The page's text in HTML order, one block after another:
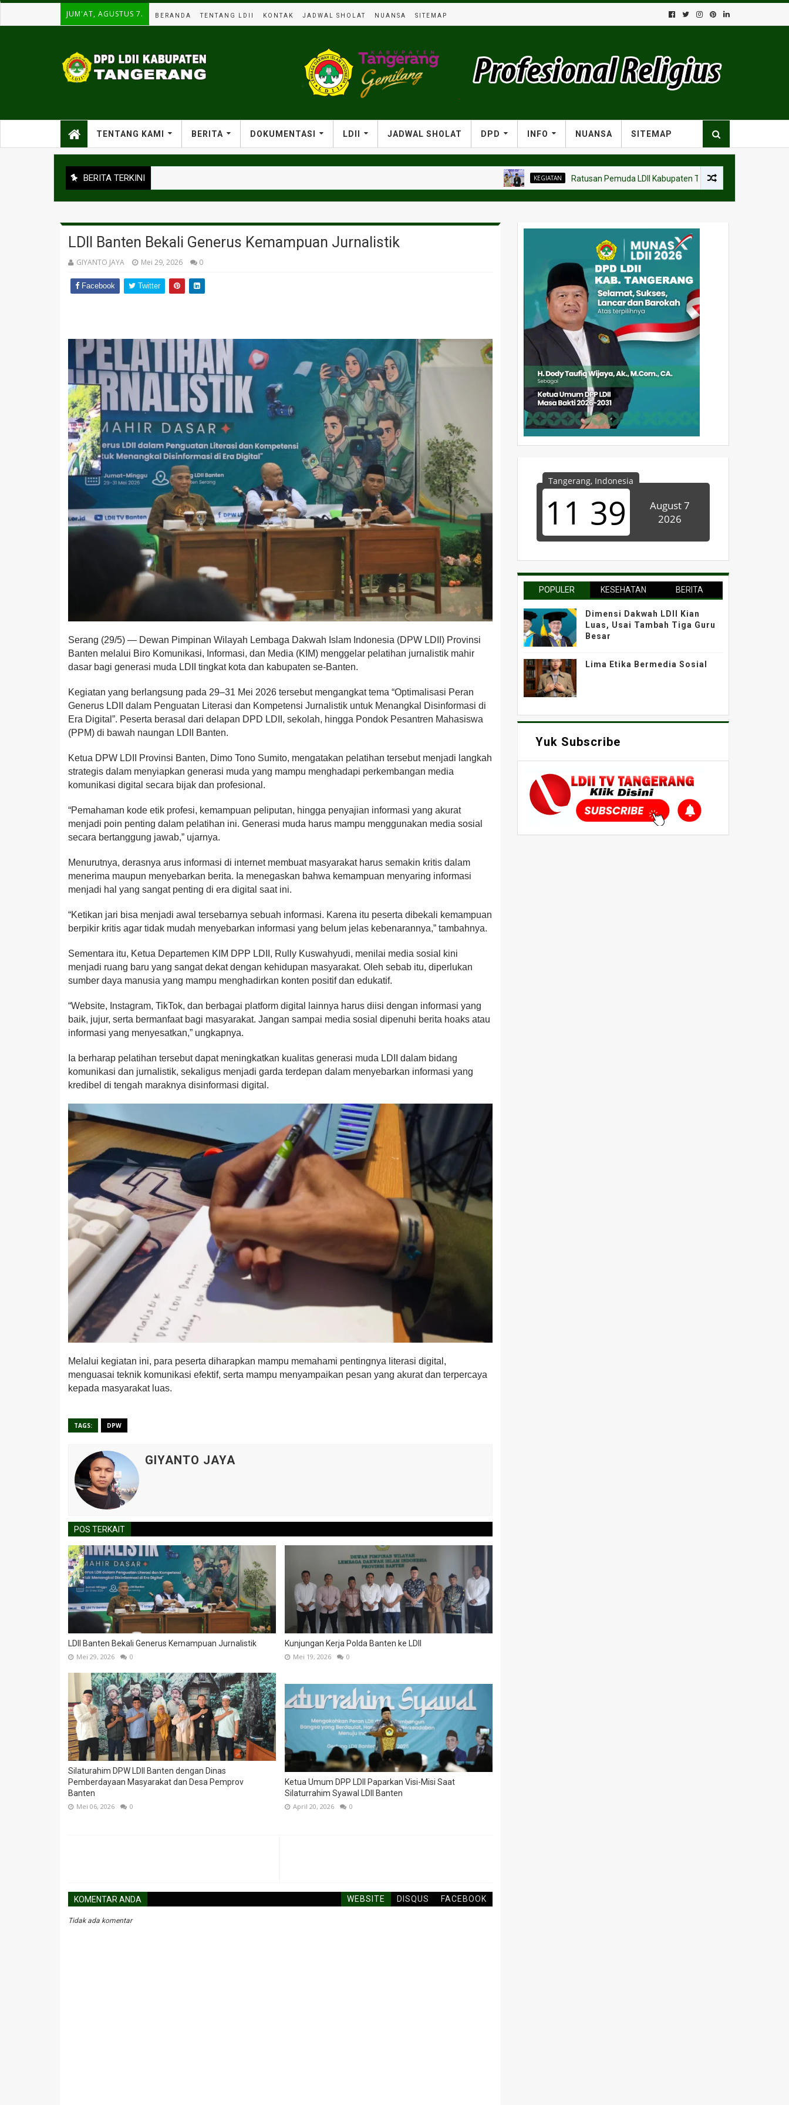
JUM'AT, AGUSTUS 7. BERANDA TENTANG LDII KONTAK JADWAL SHOLAT NUANSA SITEMAP
TENTANG KAMI BERITA DOKUMENTASI LDII JADWAL SHOLAT DPD INFO NUANSA SITEMAP
BERITA TERKINI KEGIATAN Ratusan Pemuda LDII Kabupaten Tangerang Ikuti PERMATA CAI
LDII Banten Bekali Generus Kemampuan Jurnalistik
GIYANTO JAYA Mei 29, 2026 0
Facebook Twitter
Serang (29/5) — Dewan Pimpinan Wilayah Lembaga Dakwah Islam Indonesia (DPW LDII) Provinsi
Banten melalui Biro Komunikasi, Informasi, dan Media (KIM) menggelar pelatihan jurnalistik mahir
dasar bagi generasi muda LDII tingkat kota dan kabupaten se-Banten.
Kegiatan yang berlangsung pada 29–31 Mei 2026 tersebut mengangkat tema “Optimalisasi Peran
Generus LDII dalam Penguatan Literasi dan Kompetensi Jurnalistik untuk Menangkal Disinformasi di
Era Digital”. Peserta berasal dari delapan DPD LDII, sekolah, hingga Pondok Pesantren Mahasiswa
(PPM) di bawah naungan LDII Banten.
Ketua DPW LDII Provinsi Banten, Dimo Tono Sumito, mengatakan pelatihan tersebut menjadi langkah
strategis dalam menyiapkan generasi muda yang mampu menghadapi perkembangan media
komunikasi digital secara bijak dan profesional.
“Pemahaman kode etik profesi, kemampuan peliputan, hingga penyajian informasi yang akurat
menjadi poin penting dalam pelatihan ini. Generasi muda harus mampu menggunakan media sosial
secara bertanggung jawab,” ujarnya.
Menurutnya, derasnya arus informasi di internet membuat masyarakat harus semakin kritis dalam
menerima maupun menyebarkan berita. Ia menegaskan bahwa kemampuan menyaring informasi
menjadi hal yang sangat penting di era digital saat ini.
“Ketikan jari bisa menjadi awal tersebarnya sebuah informasi. Karena itu peserta dibekali kemampuan
berpikir kritis agar tidak mudah menyebarkan informasi yang belum jelas kebenarannya,” tambahnya.
Sementara itu, Ketua Departemen KIM DPP LDII, Rully Kuswahyudi, menilai media sosial kini
menjadi ruang baru yang sangat dekat dengan kehidupan masyarakat. Oleh sebab itu, diperlukan
sumber daya manusia yang mampu menghadirkan konten positif dan edukatif.
“Website, Instagram, TikTok, dan berbagai platform digital lainnya harus diisi dengan informasi yang
baik, jujur, serta bermanfaat bagi masyarakat. Jangan sampai media sosial dipenuhi berita hoaks atau
informasi yang menyesatkan,” ungkapnya.
Ia berharap pelatihan tersebut dapat meningkatkan kualitas generasi muda LDII dalam bidang
komunikasi dan jurnalistik, sekaligus menjadi garda terdepan dalam menyebarkan informasi yang
kredibel di tengah maraknya disinformasi digital.
Melalui kegiatan ini, para peserta diharapkan mampu memahami pentingnya literasi digital,
menguasai teknik komunikasi efektif, serta mampu menyampaikan pesan yang akurat dan terpercaya
kepada masyarakat luas.
TAGS: DPW
GIYANTO JAYA
POS TERKAIT
LDII Banten Bekali Generus Kemampuan Jurnalistik
Mei 29, 2026 0
Kunjungan Kerja Polda Banten ke LDII
Mei 19, 2026 0
Silaturahim DPW LDII Banten dengan Dinas
Pemberdayaan Masyarakat dan Desa Pemprov
Banten
Mei 06, 2026 0
Ketua Umum DPP LDII Paparkan Visi-Misi Saat
Silaturrahim Syawal LDII Banten
April 20, 2026 0
KOMENTAR ANDA WEBSITE DISQUS FACEBOOK
Tidak ada komentar
POPULER KESEHATAN BERITA
Dimensi Dakwah LDII Kian
Luas, Usai Tambah Tiga Guru
Besar
Lima Etika Bermedia Sosial
Yuk Subscribe